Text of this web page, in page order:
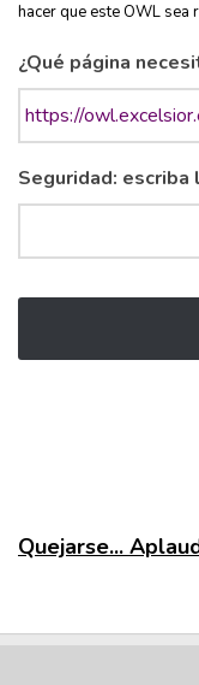
hacer que este OWL sea
¿Qué página
Seguridad: escriba
Quejarse...